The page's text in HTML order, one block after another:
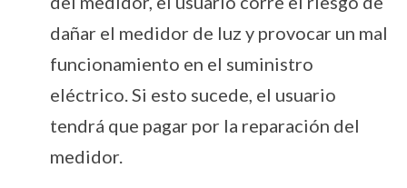
dañar el medidor de luz y provocar un mal
funcionamiento en el suministro
eléctrico. Si esto sucede, el usuario
tendrá que pagar por la reparación del
medidor.